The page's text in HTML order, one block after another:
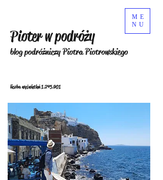
ME
NU
Pioter w podróży
blog podróżniczy Piotra Piotrowskiego
liczba wyświetleń1.245.901